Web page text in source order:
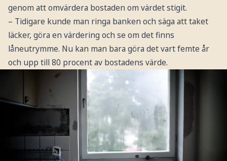
genom att omvärdera bostaden om värdet stigit.
– Tidigare kunde man ringa banken och säga att taket
läcker, göra en värdering och se om det finns
låneutrymme. Nu kan man bara göra det vart femte år
och upp till 80 procent av bostadens värde.